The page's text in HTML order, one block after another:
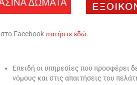
Facebookπατήστε εδώ.
Επειδή οι υπηρεσίες που προσφέρει
νόμους και στις απαιτήσεις του